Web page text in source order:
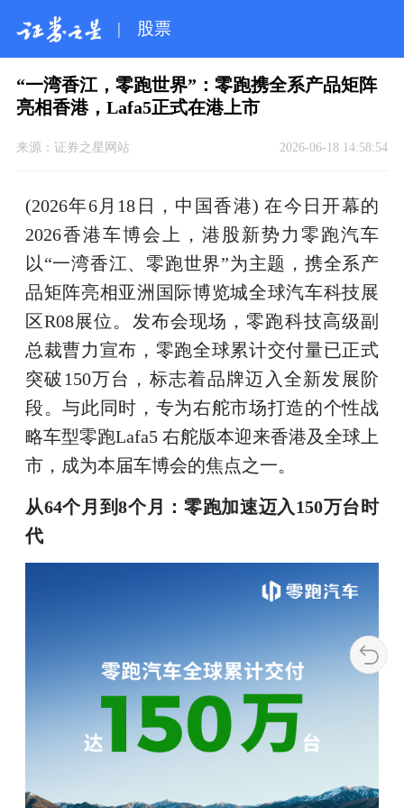
| 股票
“一湾香江，零跑世界”：零跑携全系产品矩阵
亮相香港，Lafa5正式在港上市
来源： 证券之星网站 2026-06-18 14:58:54
(2026年6月18日，中国香港) 在今日开幕的
2026香港车博会上，港股新势力零跑汽车
以“一湾香江、零跑世界”为主题，携全系产
品矩阵亮相亚洲国际博览城全球汽车科技展
区R08展位。发布会现场，零跑科技高级副
总裁曹力宣布，零跑全球累计交付量已正式
突破150万台，标志着品牌迈入全新发展阶
段。与此同时，专为右舵市场打造的个性战
略车型零跑Lafa5 右舵版本迎来香港及全球上
市，成为本届车博会的焦点之一。
从64个月到8个月：零跑加速迈入150万台时
代